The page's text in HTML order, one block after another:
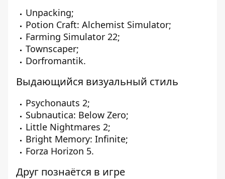
Unpacking;
Potion Craft: Alchemist Simulator;
Farming Simulator 22;
Townscaper;
Dorfromantik.
Выдающийся визуальный стиль
Psychonauts 2;
Subnautica: Below Zero;
Little Nightmares 2;
Bright Memory: Infinite;
Forza Horizon 5.
Друг познаётся в игре